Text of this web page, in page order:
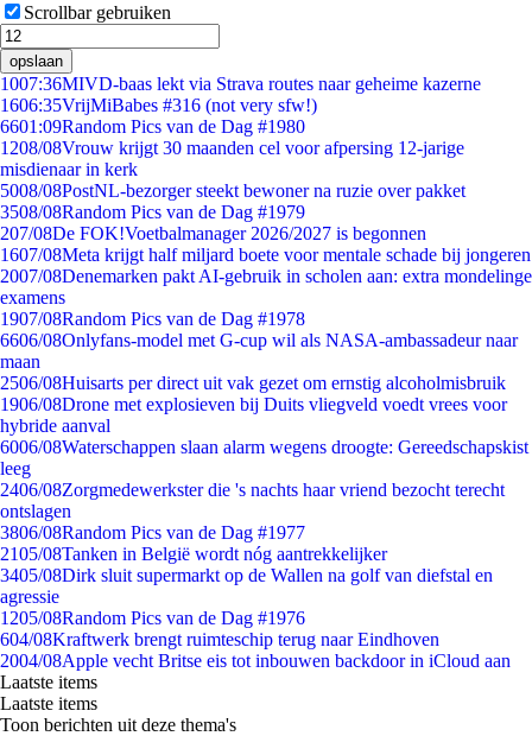
Scrollbar gebruiken
opslaan
1007:36MIVD-baas lekt via Strava routes naar geheime kazerne
1606:35VrijMiBabes #316 (not very sfw!)
6601:09Random Pics van de Dag #1980
1208/08Vrouw krijgt 30 maanden cel voor afpersing 12-jarige
misdienaar in kerk
5008/08PostNL-bezorger steekt bewoner na ruzie over pakket
3508/08Random Pics van de Dag #1979
207/08De FOK!Voetbalmanager 2026/2027 is begonnen
1607/08Meta krijgt half miljard boete voor mentale schade bij jongeren
2007/08Denemarken pakt AI-gebruik in scholen aan: extra mondelinge
examens
1907/08Random Pics van de Dag #1978
6606/08Onlyfans-model met G-cup wil als NASA-ambassadeur naar
maan
2506/08Huisarts per direct uit vak gezet om ernstig alcoholmisbruik
1906/08Drone met explosieven bij Duits vliegveld voedt vrees voor
hybride aanval
6006/08Waterschappen slaan alarm wegens droogte: Gereedschapskist
leeg
2406/08Zorgmedewerkster die 's nachts haar vriend bezocht terecht
ontslagen
3806/08Random Pics van de Dag #1977
2105/08Tanken in België wordt nóg aantrekkelijker
3405/08Dirk sluit supermarkt op de Wallen na golf van diefstal en
agressie
1205/08Random Pics van de Dag #1976
604/08Kraftwerk brengt ruimteschip terug naar Eindhoven
2004/08Apple vecht Britse eis tot inbouwen backdoor in iCloud aan
Laatste items
Laatste items
Toon berichten uit deze thema's